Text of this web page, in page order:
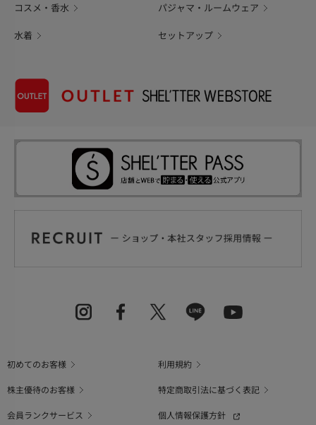
コスメ・香水 パジャマ・ルームウェア
水着 セットアップ
初めてのお客様
利用規約
株主優待のお客様
特定商取引法に基づく表記
会員ランクサービス
個人情報保護方針